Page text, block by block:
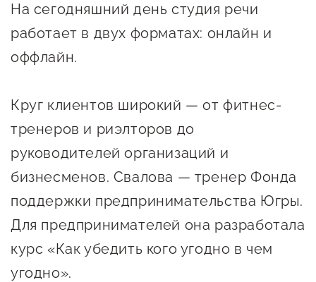
предпринимателей
Проекты
Поддержка центра
О центре
Поддержка центра
Календарь
предпринимателей
Оказание услуг в
социальной сфере
поддержки
Истории успеха
технологического и
креативного
О центре
Обучающие
мероприятия
Проекты
Центр поддержки экспорта
Справочник
предпринимателя
На сегодняшний день студия речи
работает в двух форматах: онлайн и
оффлайн.
Круг клиентов широкий — от фитнес-
тренеров и риэлторов до
руководителей организаций и
бизнесменов. Свалова — тренер Фонда
поддержки предпринимательства Югры.
Для предпринимателей она разработала
курс «Как убедить кого угодно в чем
угодно».